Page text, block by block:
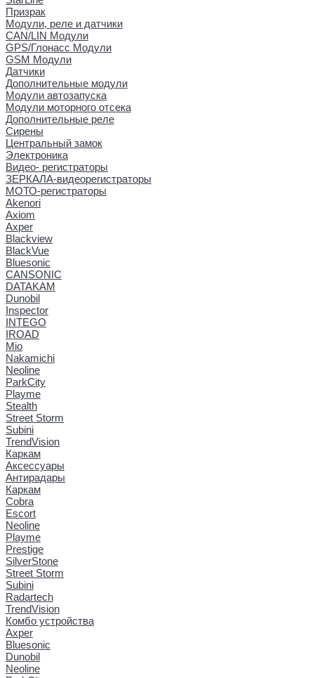
Призрак
Модули, реле и датчики
CAN/LIN Модули
GPS/Глонасс Модули
GSM Модули
Датчики
Дополнительные модули
Модули автозапуска
Модули моторного отсека
Дополнительные реле
Сирены
Центральный замок
Электроника
Видео- регистраторы
ЗЕРКАЛА-видеорегистраторы
МОТО-регистраторы
Akenori
Axiom
Axper
Blackview
BlackVue
Bluesonic
CANSONIC
DATAKAM
Dunobil
Inspector
INTEGO
IROAD
Mio
Nakamichi
Neoline
ParkCity
Playme
Stealth
Street Storm
Subini
TrendVision
Каркам
Аксессуары
Антирадары
Каркам
Cobra
Escort
Neoline
Playme
Prestige
SilverStone
Street Storm
Subini
Radartech
TrendVision
Комбо устройства
Axper
Bluesonic
Dunobil
Neoline